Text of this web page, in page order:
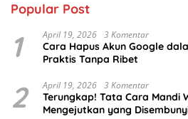
Popular Post
1 April 19, 2026 3 Komentar
Cara Hapus Akun Google
Praktis Tanpa Ribet
2 April 19, 2026 3 Komentar
Terungkap! Tata Cara Mandi
Mengejutkan yang